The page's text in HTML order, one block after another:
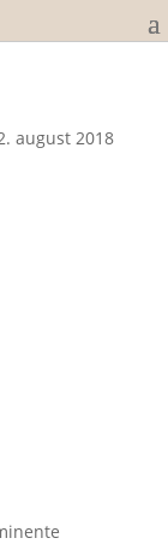
august 2018